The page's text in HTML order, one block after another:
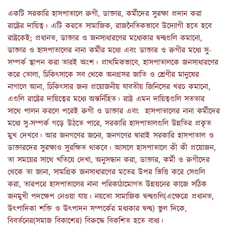
একটি সরকারি হাসপাতালে রুগী, ডাক্তার, কর্মীদের সুরক্ষা প্রদান করা
রাষ্ট্রের দায়িত্ব। এটি করতে সামাজিক, রাজনৈতিকভাবে উদ্যোগী হতে হবে
রাষ্ট্রকেই; প্রধানত, ডাক্তার ও জনসাধারণের মধ্যেকার দ্বন্দ্বগুলি কমানো,
ডাক্তার ও হাসপাতালের নানা কর্মীর মধ্যে এবং ডাক্তার ও রুগীর মধ্যে সু-
সম্পর্ক স্থাপন করা তারই অংশ। প্রাথমিকভাবে, হাসপাতালকে জনসাধারণের
করে তোলা, চিকিৎসাকে সব থেকে অনগ্রসর জাতি ও শ্রেণীর মানুষের
নাগালে আনা, চিকিৎসার জন্য প্রয়োজনীয় যাবতীয় জিনিসের খরচ কমানো,
এগুলি রাষ্ট্রের দায়িত্বের মধ্যে অন্তর্নিহিত। রাষ্ট্র এমন দায়িত্বগুলি সততার
সাথে পালন করলে পরেই রুগী ও ডাক্তার এবং হাসপাতালের নানা কর্মীদের
মধ্যে সু-সম্পর্ক গড়ে উঠতে পারে, সরকারি হাসপাতালগুলি উন্নতির প্রকৃত
মুখ দেখবে। আর জনগণের জন্যে, জনগণের দ্বারাই সরকারি হাসপাতাল ও
ডাক্তারদের সুরক্ষাও সুরক্ষিত থাকবে। আসলে হাসপাতালে কী কী প্রয়োজন,
তা সময়ের সাথে খতিয়ে দেখা, অনুসন্ধান করা, ডাক্তার, কর্মী ও রুগীদের
থেকে তা জানা, সামগ্রিক জনসাধারণের মতের উপর ভিত্তি করে সেগুলি
করা, তারপরে হাসপাতালের নানা পরিকাঠামোগত উন্নয়নের কাজে সঠিক
জনমুখী পদক্ষেপ নেওয়া যায়। নয়তো সামাজিক দ্বন্দ্বগুলি(এক্ষেত্রে প্রধানত,
উৎপাদিকা শক্তি ও উৎপাদন সম্পর্কের মধ্যকার দ্বন্দ্ব) ভুল দিকে,
বিবর্তনের(সমাজ বিকাশের) বিরুদ্ধে বিকশিত হতে বাধ্য।